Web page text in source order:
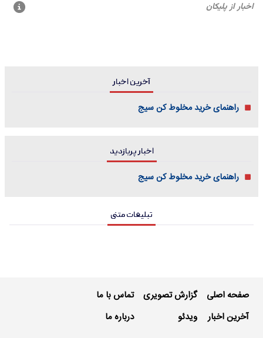
آخرین اخبار
راهنمای خرید مخلوط کن سیج
اخبار پربازدید
راهنمای خرید مخلوط کن سیج
تبلیغات متنی
صفحه اصلی
آخرین اخبار
گزارش تصویری
ویدئو
تماس با ما
درباره ما